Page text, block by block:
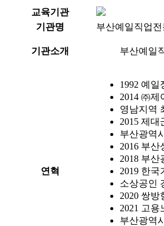
교육기관
기관명 부산예일직업전
기관소개 부산예일
연혁
1992 예일
2014 ㈜제
영남지역
2015 제대
부산광역
2016 부산
2018 부산
2019 한국
소상공인
2020 쌍방
2021 고용
부산광역